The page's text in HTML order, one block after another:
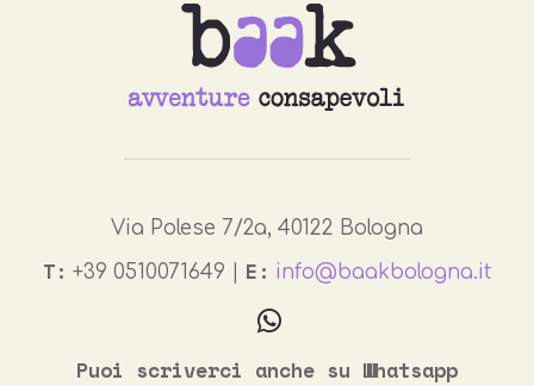
Via Polese 7/2a, 40122 Bologna
T: +39 0510071649 | E: info@baakbologna.it
Puoi scriverci anche su Whatsapp